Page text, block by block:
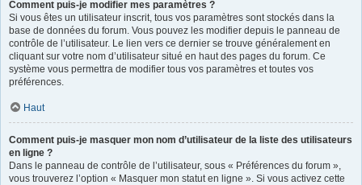
Comment puis-je modifier mes paramètres ?
Si vous êtes un utilisateur inscrit, tous vos paramètres sont stockés dans la
base de données du forum. Vous pouvez les modifier depuis le panneau de
contrôle de l’utilisateur. Le lien vers ce dernier se trouve généralement en
cliquant sur votre nom d’utilisateur situé en haut des pages du forum. Ce
système vous permettra de modifier tous vos paramètres et toutes vos
préférences.
Haut
Comment puis-je masquer mon nom d’utilisateur de la liste des utilisateurs
en ligne ?
Dans le panneau de contrôle de l’utilisateur, sous « Préférences du forum »,
vous trouverez l’option « Masquer mon statut en ligne ». Si vous activez cette